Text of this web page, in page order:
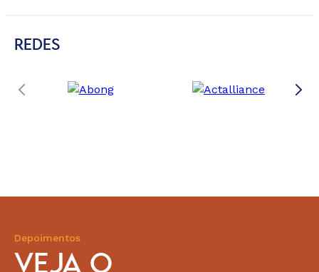
REDES
Depoimentos
VEJA O